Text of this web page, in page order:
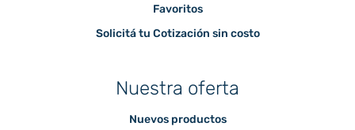
Favoritos
Solicitá tu Cotización sin costo
Nuestra oferta
Nuevos productos